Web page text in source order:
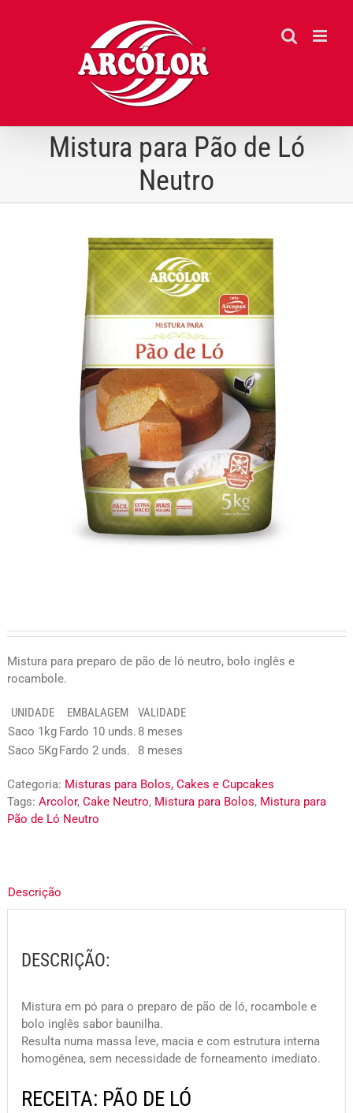
Mistura para Pão de Ló
Neutro
Mistura para preparo de pão de ló neutro, bolo inglês e
rocambole.
UNIDADE EMBALAGEM
VALIDADE
Saco 1kg Fardo 10 unds. 8 meses
Saco 5KgFardo 2 unds. 8 meses
Categoria: Misturas para Bolos, Cakes e Cupcakes
Tags: Arcolor, Cake Neutro, Mistura para Bolos, Mistura para
Pão de Ló Neutro
Descrição
DESCRIÇÃO:
Mistura em pó para o preparo de pão de ló, rocambole e
bolo inglês sabor baunilha.
Resulta numa massa leve, macia e com estrutura interna
homogênea, sem necessidade de forneamento imediato.
RECEITA: PÃO DE LÓ